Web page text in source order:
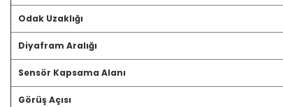
Odak Uzaklığı
Diyafram Aralığı
Sensör Kapsama Alanı
Görüş Açısı